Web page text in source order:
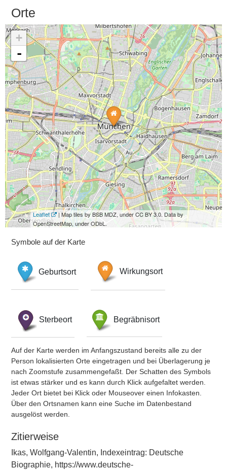
Orte
+
-
Leaflet
| Map tiles by BSB MDZ, under CC BY 3.0. Data by
OpenStreetMap, under ODbL.
Symbole auf der Karte
Geburtsort Wirkungsort
Sterbeort Begräbnisort
Auf der Karte werden im Anfangszustand bereits alle zu der
Person lokalisierten Orte eingetragen und bei Überlagerung je
nach Zoomstufe zusammengefaßt. Der Schatten des Symbols
ist etwas stärker und es kann durch Klick aufgefaltet werden.
Jeder Ort bietet bei Klick oder Mouseover einen Infokasten.
Über den Ortsnamen kann eine Suche im Datenbestand
ausgelöst werden.
Zitierweise
Ikas, Wolfgang-Valentin, Indexeintrag: Deutsche
Biographie, https://www.deutsche-